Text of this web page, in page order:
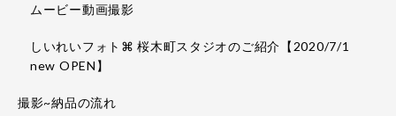
ムービー動画撮影
しいれいフォト⌘ 桜木町スタジオのご紹介【2020/7/1
new OPEN】
撮影~納品の流れ